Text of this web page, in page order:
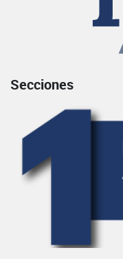
Secciones